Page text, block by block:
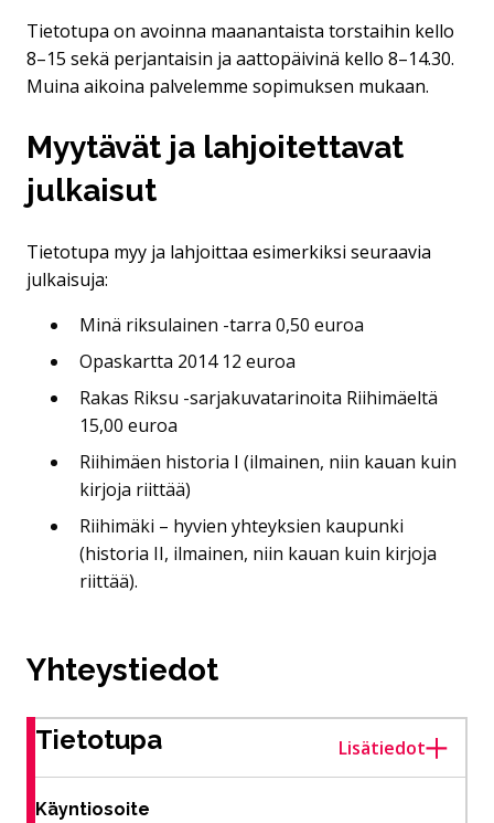
Tietotupa on avoinna maanantaista torstaihin kello
8–15 sekä perjantaisin ja aattopäivinä kello 8–14.30.
Muina aikoina palvelemme sopimuksen mukaan.
Myytävät ja lahjoitettavat
julkaisut
Tietotupa myy ja lahjoittaa esimerkiksi seuraavia
julkaisuja:
Minä riksulainen -tarra 0,50 euroa
Opaskartta 2014 12 euroa
Rakas Riksu -sarjakuvatarinoita Riihimäeltä
15,00 euroa
Riihimäen historia I (ilmainen, niin kauan kuin
kirjoja riittää)
Riihimäki – hyvien yhteyksien kaupunki
(historia II, ilmainen, niin kauan kuin kirjoja
riittää).
Yhteystiedot
Tietotupa Lisätiedot
Käyntiosoite